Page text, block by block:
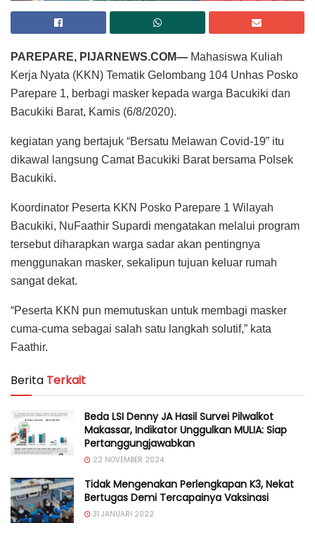
PAREPARE, PIJARNEWS.COM— Mahasiswa Kuliah
Kerja Nyata (KKN) Tematik Gelombang 104 Unhas Posko
Parepare 1, berbagi masker kepada warga Bacukiki dan
Bacukiki Barat, Kamis (6/8/2020).
kegiatan yang bertajuk “Bersatu Melawan Covid-19” itu
dikawal langsung Camat Bacukiki Barat bersama Polsek
Bacukiki.
Koordinator Peserta KKN Posko Parepare 1 Wilayah
Bacukiki, NuFaathir Supardi mengatakan melalui program
tersebut diharapkan warga sadar akan pentingnya
menggunakan masker, sekalipun tujuan keluar rumah
sangat dekat.
“Peserta KKN pun memutuskan untuk membagi masker
cuma-cuma sebagai salah satu langkah solutif,” kata
Faathir.
Berita Terkait
Beda LSI Denny JA Hasil Survei Pilwalkot
Makassar, Indikator Unggulkan MULIA: Siap
Pertanggungjawabkan
22 NOVEMBER 2024
Tidak Mengenakan Perlengkapan K3, Nekat
Bertugas Demi Tercapainya Vaksinasi
31 JANUARI 2022